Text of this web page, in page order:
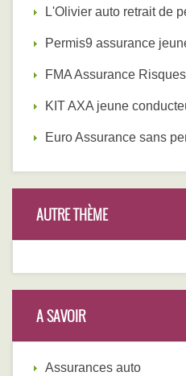
L'Olivier auto retrait de
Permis9 assurance
FMA Assurance
KIT AXA jeune
Euro Assurance sans
AUTRE THÈME
A SAVOIR
Assurances auto